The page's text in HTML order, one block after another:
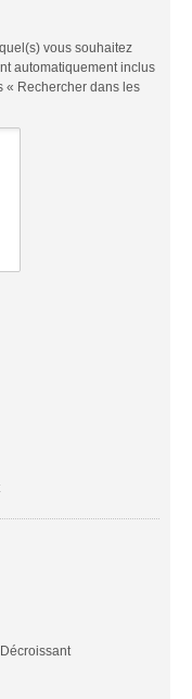
vous souhaitez
automatiquement inclus
« Rechercher dans les
Décroissant